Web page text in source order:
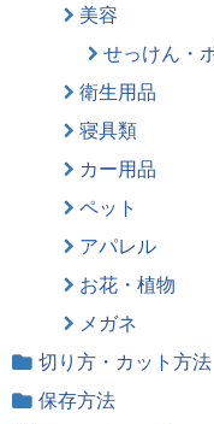
美容
せっけん・
衛生用品
寝具類
カー用品
ペット
アパレル
お花・植物
メガネ
切り方・カット方法
保存方法